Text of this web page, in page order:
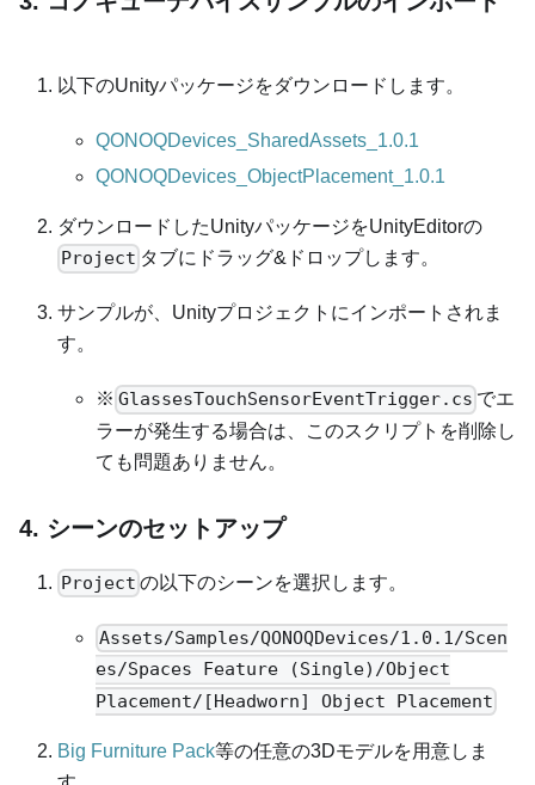
以下のUnityパッケージをダウンロードします。
QONOQDevices_SharedAssets_1.0.1
QONOQDevices_ObjectPlacement_1.0.1
ダウンロードしたUnityパッケージをUnityEditorの
Project タブにドラッグ&ドロップします。
サンプルが、Unityプロジェクトにインポートされま
す。
※ GlassesTouchSensorEventTrigger.cs でエ
ラーが発生する場合は、このスクリプトを削除し
ても問題ありません。
4. シーンのセットアップ
Project の以下のシーンを選択します。
Assets/Samples/QONOQDevices/1.0.1/Scen
es/Spaces Feature (Single)/Object
Placement/[Headworn] Object Placement
Big Furniture Pack等の任意の3Dモデルを用意しま